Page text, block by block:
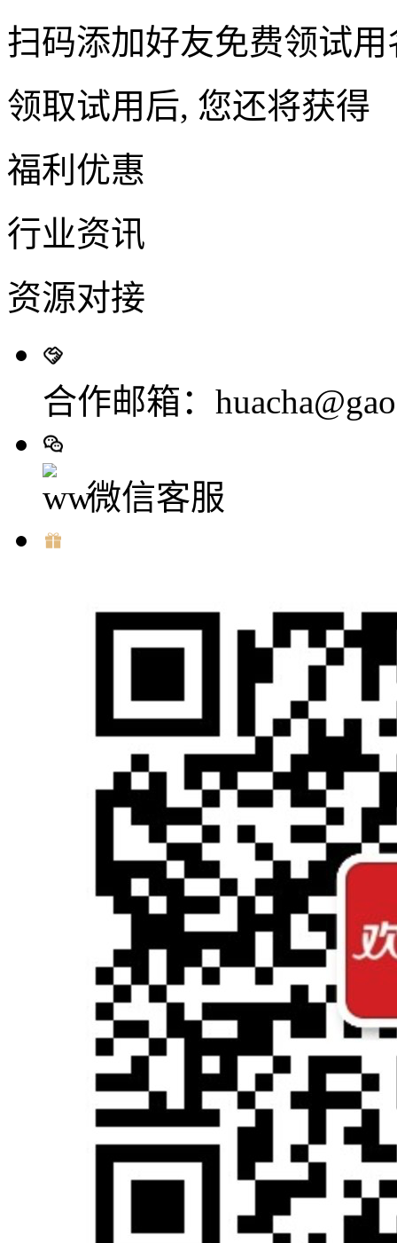
扫码添加好友免费领试用
领取试用后, 您还将获得
福利优惠
行业资讯
资源对接
合作邮箱：
微信客服